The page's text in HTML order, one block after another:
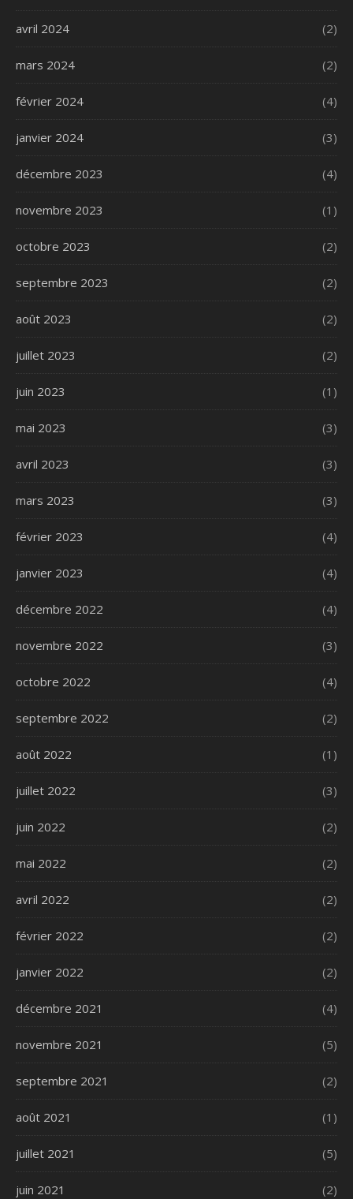
avril 2024 (2)
mars 2024 (2)
février 2024 (4)
janvier 2024 (3)
décembre 2023 (4)
novembre 2023 (1)
octobre 2023 (2)
septembre 2023 (2)
août 2023 (2)
juillet 2023 (2)
juin 2023 (1)
mai 2023 (3)
avril 2023 (3)
mars 2023 (3)
février 2023 (4)
janvier 2023 (4)
décembre 2022 (4)
novembre 2022 (3)
octobre 2022 (4)
septembre 2022 (2)
août 2022 (1)
juillet 2022 (3)
juin 2022 (2)
mai 2022 (2)
avril 2022 (2)
février 2022 (2)
janvier 2022 (2)
décembre 2021 (4)
novembre 2021 (5)
septembre 2021 (2)
août 2021 (1)
juillet 2021 (5)
juin 2021 (2)